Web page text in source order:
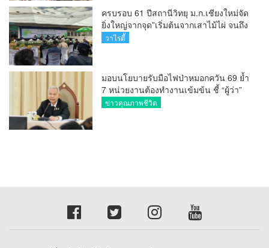
ครบรอบ 61 ปีสถานีวิทยุ ม.ก.เชียงใหม่จัด
ยิ่งใหญ่จากจุด”เริ่มต้นจากเสาไม้ไผ่ จนถึง
วันที่มี KURplus ในวันนี้”
วาไรตี้
มอบนโยบายรับมือไฟป่าหมอกควัน 69 ย้ำ
7 หน่วยงานต้องทำงานเข้มข้น ชี้ “ผู้ว่า”
คีย์แมนสำคัญทำปัญหาลด
ข่าวคุณภาพชีวิต